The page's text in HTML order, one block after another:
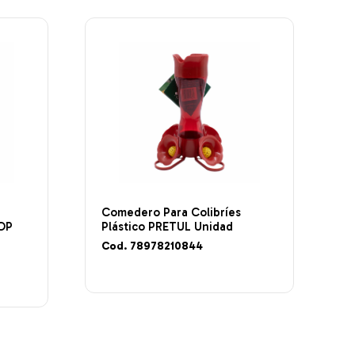
Comedero Para Colibríes
Plástico PRETUL Unidad
Cod. 78978210844